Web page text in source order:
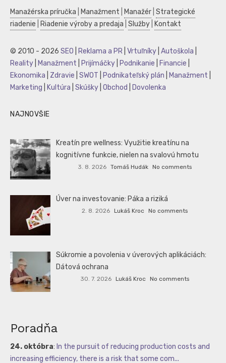
Manažérska príručka Manažment Manažér Strategické
riadenie
Riadenie výroby a predaja Služby Kontakt
© 2010 - 2026 SEO Reklama a PR Vrtuľníky Autoškola
Reality
Manažment Prijímáčky Podnikanie Financie
Ekonomika
Zdravie SWOT Podnikateľský plán Manažment
Marketing
Kultúra Skúšky Obchod Dovolenka
NAJNOVŠIE
Kreatín pre wellness: Využitie kreatínu na
kognitívne funkcie, nielen na svalovú hmotu
3. 8. 2026 Tomáš Hudák No comments
Úver na investovanie: Páka a riziká
2. 8. 2026 Lukáš Kroc No comments
Súkromie a povolenia v úverových aplikáciách:
Dátová ochrana
30. 7. 2026 Lukáš Kroc No comments
Poradňa
24. októbra: In the pursuit of reducing production costs and
increasing efficiency, there is a risk that some com...